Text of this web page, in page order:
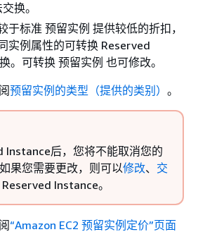
换。
于标准 预留实例 提供较低的折扣，
实例属性的可转换 Reserved
。可转换 预留实例 也可修改。
预留实例的类型（提供的类别） 。
Instance后，您将不能取消您的
果您需要更改，则可以修改、 交
Instance。
“Amazon EC2 预留实例定价”页面